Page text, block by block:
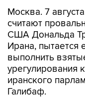
Москва. 7
считают
США Дональда
Ирана, пытается
выполнить
урегулирования
иранского
Галибаф.